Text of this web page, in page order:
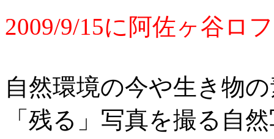
2009/9/15に阿佐ヶ谷ロ
自然環境の今や生き物
「残る」写真を撮る自